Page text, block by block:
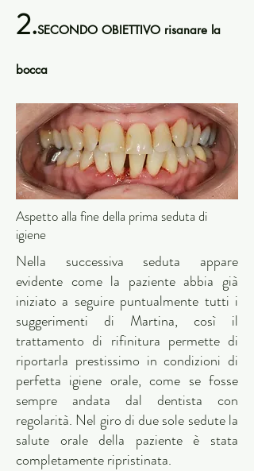
2.SECONDO OBIETTIVO risanare la
bocca
Aspetto alla fine della prima seduta di
igiene
Nella successiva seduta appare
evidente come la paziente abbia già
iniziato a seguire puntualmente tutti i
suggerimenti di Martina, così il
trattamento di rifinitura permette di
riportarla prestissimo in condizioni di
perfetta igiene orale, come se fosse
sempre andata dal dentista con
regolarità. Nel giro di due sole sedute la
salute orale della paziente è stata
completamente ripristinata.